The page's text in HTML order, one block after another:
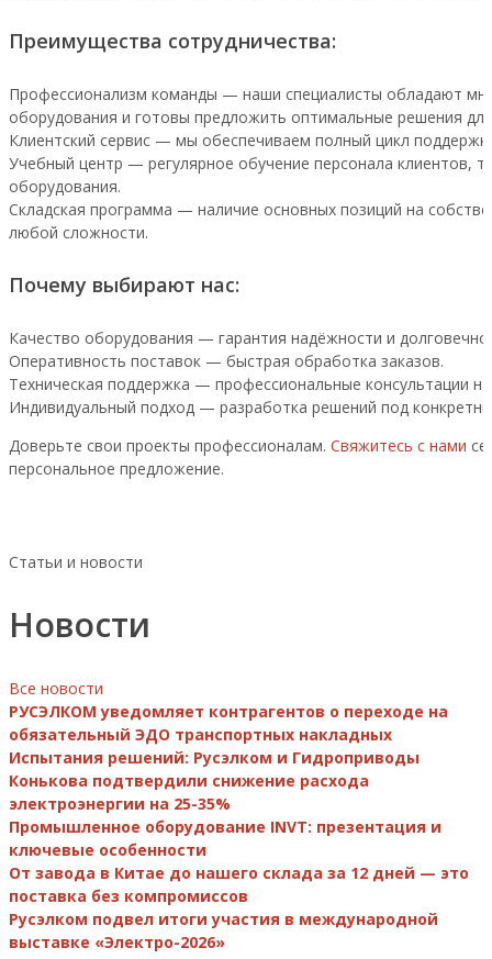
Преимущества сотрудничества:
Профессионализм команды — наши специалисты обладают
оборудования и готовы предложить оптимальные решения
Клиентский сервис — мы обеспечиваем полный цикл
Учебный центр — регулярное обучение персонала клиентов,
оборудования.
Складская программа — наличие основных позиций на
любой сложности.
Почему выбирают нас:
Качество оборудования — гарантия надёжности и
Оперативность поставок — быстрая обработка заказов.
Техническая поддержка — профессиональные консультации
Индивидуальный подход — разработка решений под
Доверьте свои проекты профессионалам. Свяжитесь с нами
персональное предложение.
Статьи и новости
Новости
Все новости
РУСЭЛКОМ уведомляет контрагентов о переходе на
обязательный ЭДО транспортных накладных
Испытания решений: Русэлком и Гидроприводы
Конькова подтвердили снижение расхода
электроэнергии на 25-35%
Промышленное оборудование INVT: презентация и
ключевые особенности
От завода в Китае до нашего склада за 12 дней — это
поставка без компромиссов
Русэлком подвел итоги участия в международной
выставке «Электро-2026»